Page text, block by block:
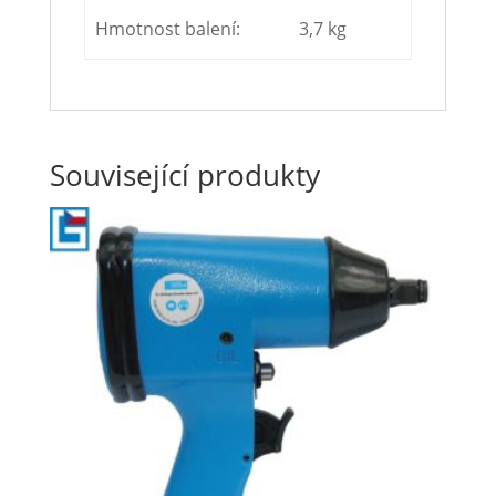
Hmotnost balení: 3,7 kg
Související produkty